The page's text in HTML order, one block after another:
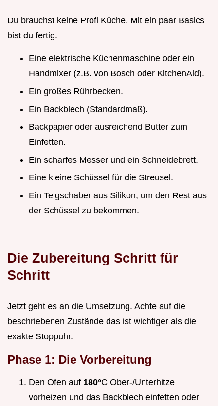
Du brauchst keine Profi Küche. Mit ein paar Basics
bist du fertig.
Eine elektrische Küchenmaschine oder ein
Handmixer (z.B. von Bosch oder KitchenAid).
Ein großes Rührbecken.
Ein Backblech (Standardmaß).
Backpapier oder ausreichend Butter zum
Einfetten.
Ein scharfes Messer und ein Schneidebrett.
Eine kleine Schüssel für die Streusel.
Ein Teigschaber aus Silikon, um den Rest aus
der Schüssel zu bekommen.
Die Zubereitung Schritt für
Schritt
Jetzt geht es an die Umsetzung. Achte auf die
beschriebenen Zustände das ist wichtiger als die
exakte Stoppuhr.
Phase 1: Die Vorbereitung
Den Ofen auf 180°C Ober-/Unterhitze
vorheizen und das Backblech einfetten oder